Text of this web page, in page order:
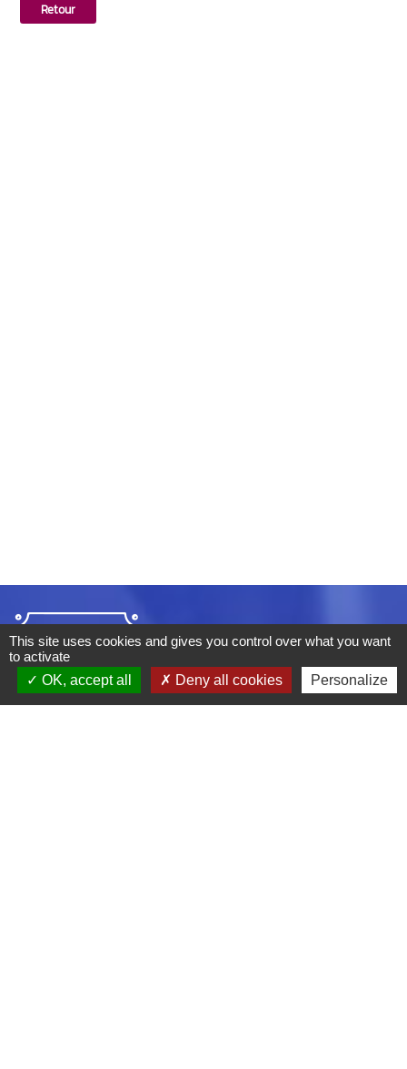
Retour
This site uses cookies and gives you control over what you want
to activate
OK, accept all
Deny all cookies Personalize